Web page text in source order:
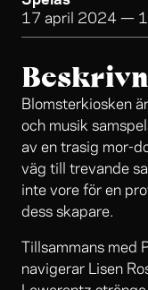
17 april 2024 —
Blomsterkiosken
och musik
av en trasig mor-
väg till trevande
inte vore för en
dess skapare.
Tillsammans med
navigerar Lisen